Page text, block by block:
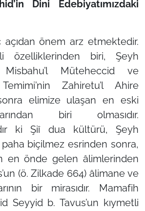
Dini Edebiyatımızdaki
önem arz etmektedir.
özelliklerinden biri, Şeyh
Müteheccid ve
Zahiretu’l Ahire
elimize ulaşan en eski
biri olmasıdır.
ki Şiî dua kültürü, Şeyh
paha biçilmez esrinden sonra,
en önde gelen âlimlerinden
(ö. Zilkade 664) âlimane ve
bir mirasıdır. Mamafih
Seyyid b. Tavus’un kıymetli